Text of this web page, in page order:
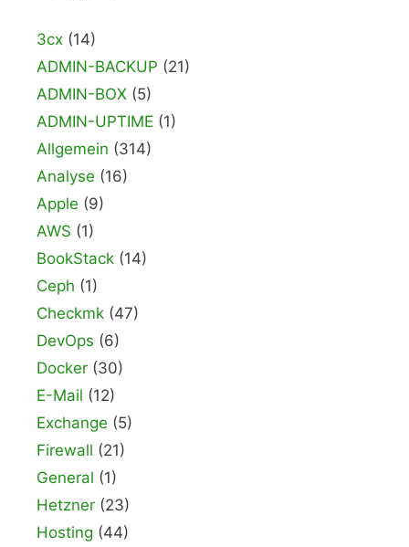
3cx (14)
ADMIN-BACKUP (21)
ADMIN-BOX (5)
ADMIN-UPTIME (1)
Allgemein (314)
Analyse (16)
Apple (9)
AWS (1)
BookStack (14)
Ceph (1)
Checkmk (47)
DevOps (6)
Docker (30)
E-Mail (12)
Exchange (5)
Firewall (21)
General (1)
Hetzner (23)
Hosting (44)